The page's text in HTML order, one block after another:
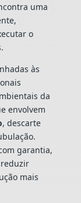
uma
o
às
da
envolvem
, descarte
garantia,
mais